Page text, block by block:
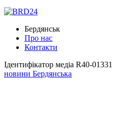
Бердянськ
Про нас
Контакти
Ідентифікатор медіа R40-01331
новини Бердянська